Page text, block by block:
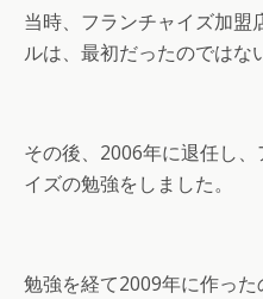
当時、フランチャイズ加盟
ルは、最初だったのではな
その後、2006年に退任し
イズの勉強をしました。
勉強を経て2009年に作っ